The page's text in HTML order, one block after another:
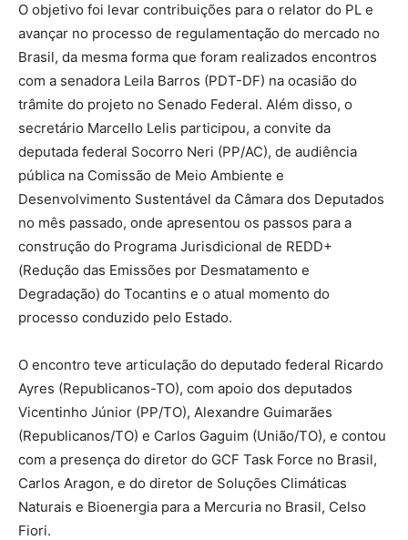
O objetivo foi levar contribuições para o relator do PL e
avançar no processo de regulamentação do mercado no
Brasil, da mesma forma que foram realizados encontros
com a senadora Leila Barros (PDT-DF) na ocasião do
trâmite do projeto no Senado Federal. Além disso, o
secretário Marcello Lelis participou, a convite da
deputada federal Socorro Neri (PP/AC), de audiência
pública na Comissão de Meio Ambiente e
Desenvolvimento Sustentável da Câmara dos Deputados
no mês passado, onde apresentou os passos para a
construção do Programa Jurisdicional de REDD+
(Redução das Emissões por Desmatamento e
Degradação) do Tocantins e o atual momento do
processo conduzido pelo Estado.
O encontro teve articulação do deputado federal Ricardo
Ayres (Republicanos-TO), com apoio dos deputados
Vicentinho Júnior (PP/TO), Alexandre Guimarães
(Republicanos/TO) e Carlos Gaguim (União/TO), e contou
com a presença do diretor do GCF Task Force no Brasil,
Carlos Aragon, e do diretor de Soluções Climáticas
Naturais e Bioenergia para a Mercuria no Brasil, Celso
Fiori.